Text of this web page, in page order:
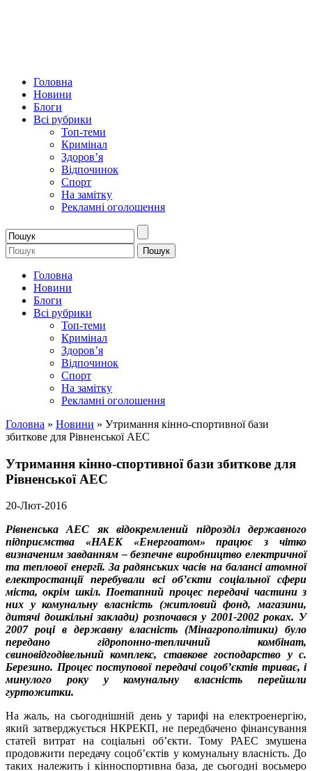
Головна
Новини
Блоги
Всі рубрики
Топ-теми
Кримінал
Здоров’я
Відпочинок
Спорт
На замітку
Рекламні оголошення
Головна
Новини
Блоги
Всі рубрики
Топ-теми
Кримінал
Здоров’я
Відпочинок
Спорт
На замітку
Рекламні оголошення
Головна » Новини » Утримання кінно-спортивної бази
збиткове для Рівненської АЕС
Утримання кінно-спортивної бази збиткове для
Рівненської АЕС
20-Лют-2016
Рівненська АЕС як відокремлений підрозділ державного
підприємства «НАЕК «Енергоатом» працює з чітко
визначеним завданням – безпечне виробництво електричної
та теплової енергії. За радянських часів на балансі атомної
електростанції перебували всі об’єкти соціальної сфери
міста, окрім шкіл. Поетапний процес передачі частини з
них у комунальну власність (житловий фонд, магазини,
дитячі дошкільні заклади) розпочався у 2001-2002 роках. У
2007 році в державну власність (Мінагрополітики) було
передано гідропонно-тепличний комбінат,
свиновідгодівельний комплекс, ставкове господарство у с.
Березино. Процес поступової передачі соцоб’єктів триває, і
минулого року у комунальну власність перейшли
гуртожитки.
На жаль, на сьогоднішній день у тарифі на електроенергію,
який затверджується НКРЕКП, не передбачено фінансування
статей витрат на соціальні об’єкти. Тому РАЕС змушена
продовжити передачу соцоб’єктів у комунальну власність. До
таких належить і кінноспортивна база, де сьогодні восьмеро